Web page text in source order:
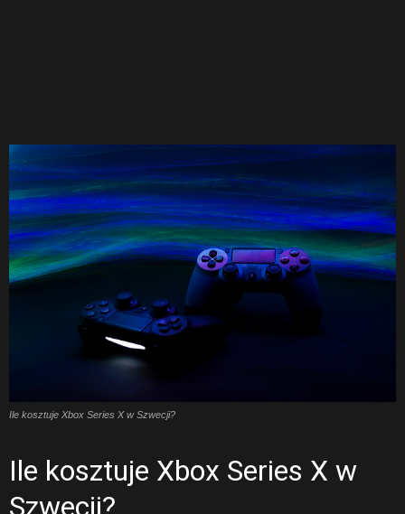
Ile kosztuje Xbox Series X w Szwecji?
Ile kosztuje Xbox Series X w
Szwecji?